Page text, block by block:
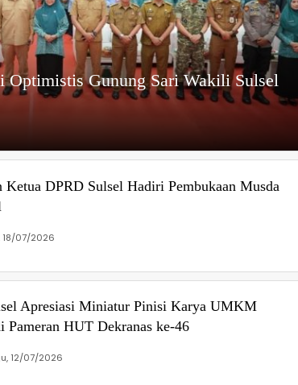
Gunung Sari Wakili Sulsel
Ketua DPRD Sulsel Hadiri Pembukaan Musda
18/07/2026
Apresiasi Miniatur Pinisi Karya UMKM
Pameran HUT Dekranas ke-46
12/07/2026